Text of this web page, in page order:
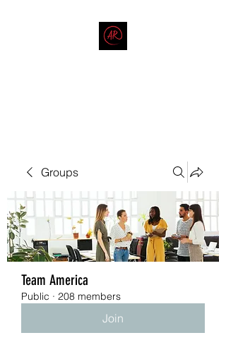
Groups
Team America
Public · 208 members
Join